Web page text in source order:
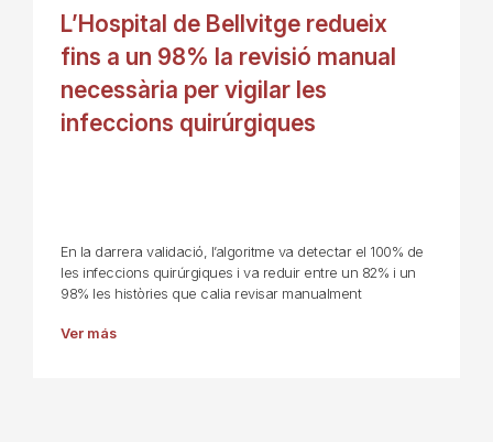
L’Hospital de Bellvitge redueix
fins a un 98% la revisió manual
necessària per vigilar les
infeccions quirúrgiques
En la darrera validació, l’algoritme va detectar el 100% de
les infeccions quirúrgiques i va reduir entre un 82% i un
98% les històries que calia revisar manualment
Ver más